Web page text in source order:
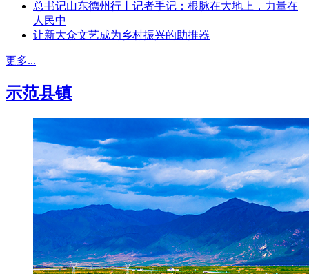
总书记山东德州行丨记者手记：根脉在大地上，力量在
人民中
让新大众文艺成为乡村振兴的助推器
更多...
示范县镇